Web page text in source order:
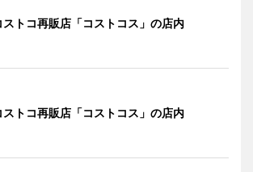
ストコ再販店「コストコス」の店内
ストコ再販店「コストコス」の店内